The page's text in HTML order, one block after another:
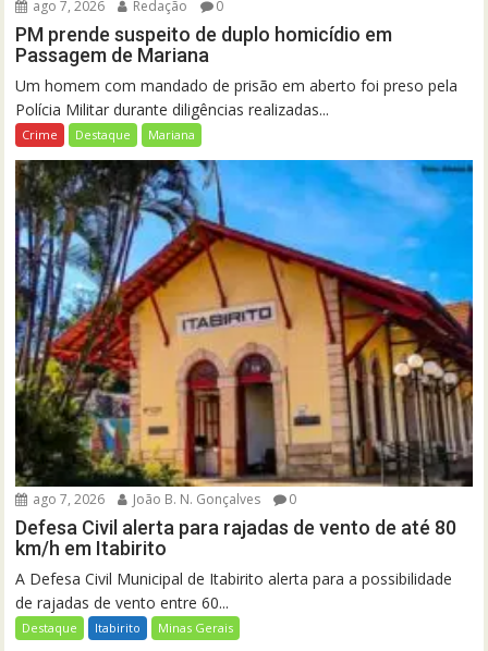
ago 7, 2026 Redação 0
PM prende suspeito de duplo homicídio em
Passagem de Mariana
Um homem com mandado de prisão em aberto foi preso pela
Polícia Militar durante diligências realizadas...
Crime Destaque Mariana
ago 7, 2026 João B. N. Gonçalves 0
Defesa Civil alerta para rajadas de vento de até 80
km/h em Itabirito
A Defesa Civil Municipal de Itabirito alerta para a possibilidade
de rajadas de vento entre 60...
Destaque Itabirito Minas Gerais